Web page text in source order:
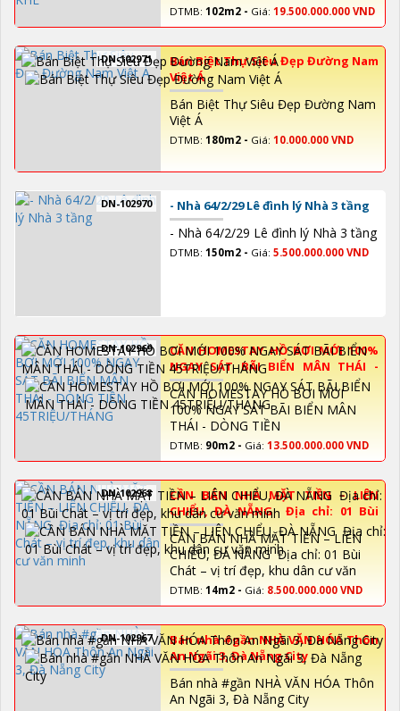
BIỂN MỸ KHÊ
DTMB: 102m2 - Giá: 19.500.000.000 VND
DN-102971
Bán Biệt Thự Siêu Đẹp Đường Nam
Việt Á
Bán Biệt Thự Siêu Đẹp Đường Nam
Việt Á
DTMB: 180m2 - Giá: 10.000.000 VND
DN-102970 - Nhà 64/2/29 Lê đình lý Nhà 3 tầng
- Nhà 64/2/29 Lê đình lý Nhà 3 tầng
DTMB: 150m2 - Giá: 5.500.000.000 VND
DN-102969
CĂN HOMESTAY HỒ BƠI MỚI 100%
NGAY SÁT BÃI BIỂN MÂN THÁI -
DÒNG TIỀN 45TRIỆU/THÁNG
CĂN HOMESTAY HỒ BƠI MỚI
100% NGAY SÁT BÃI BIỂN MÂN
THÁI - DÒNG TIỀN
45TRIỆU/THÁNG
DTMB: 90m2 - Giá: 13.500.000.000 VND
DN-102968
CẦN BÁN NHÀ MẶT TIỀN – LIÊN
CHIỂU, ĐÀ NẴNG Địa chỉ: 01 Bùi
Chát – vị trí đẹp, khu dân cư văn
minh
CẦN BÁN NHÀ MẶT TIỀN – LIÊN
CHIỂU, ĐÀ NẴNG Địa chỉ: 01 Bùi
Chát – vị trí đẹp, khu dân cư văn
minh
DTMB: 14m2 - Giá: 8.500.000.000 VND
DN-102967
Bán nhà #gần NHÀ VĂN HÓA Thôn
An Ngãi 3, Đà Nẵng City
Bán nhà #gần NHÀ VĂN HÓA Thôn
An Ngãi 3, Đà Nẵng City